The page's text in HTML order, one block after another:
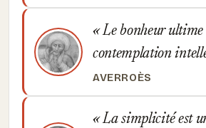
Le bonheur ultime
contemplation
AVERROÈS
La simplicité est